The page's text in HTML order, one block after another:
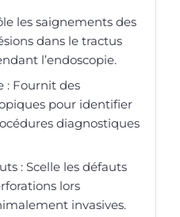
les saignements des
dans le tractus
l’endoscopie.
: Fournit des
pour identifier
diagnostiques
: Scelle les défauts
lors
invasives.